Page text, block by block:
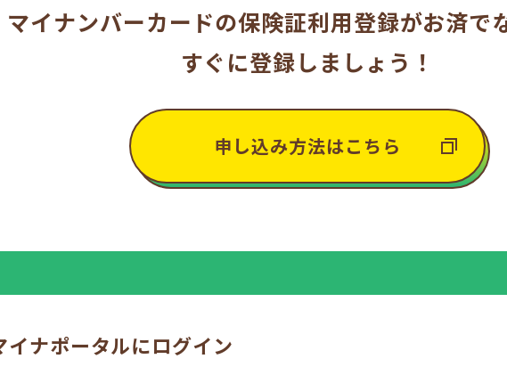
マイナンバーカードの保険証利用登録がお済で
すぐに登録しましょう！
申し込み方法はこちら
イナポータルにログイン